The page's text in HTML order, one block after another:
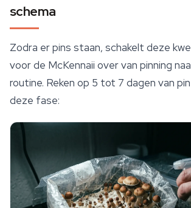
schema
Zodra er pins staan, schakelt deze
voor de McKennaii over van pinning
routine. Reken op 5 tot 7 dagen van
deze fase: